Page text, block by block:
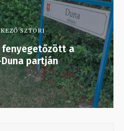
SZTORI
fenyegetőzött a
partján